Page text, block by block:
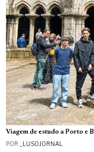
Viagem de estudo a Porto e
POR _LUSOJORNAL